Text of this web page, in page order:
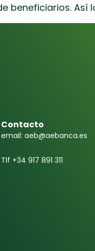
beneficiarios.
Contacto
email: aeb@aebanca.es
Tlf +34 917 891 311